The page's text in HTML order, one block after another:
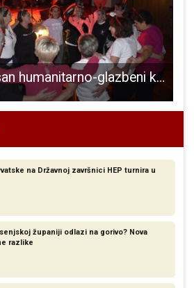
Održan prekrasan humanitarno-glazbeni koncert u organizaciji udruge “Vile za Liku”!
na Državnoj završnici HEP turnira u
županiji odlazi na gorivo? Nova
razlike​